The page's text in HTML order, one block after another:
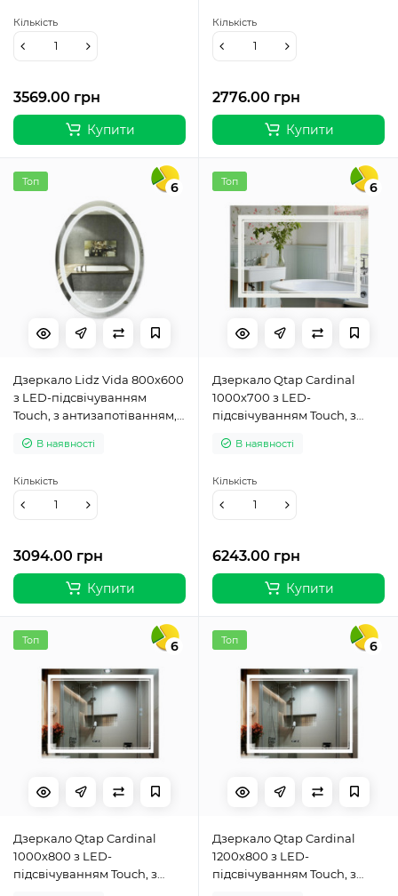
3569.00 грн
Кількість
Купити
2776.00 грн
Кількість
Купити
6
Топ
Дзеркало Lidz Vida 800х600
з LED-підсвічуванням
Touch, з антизапотіванням, з
LD78LF6080
В наявності
3094.00 грн
Кількість
Купити
6
Топ
Дзеркало Qtap Cardinal
1000х700 з LED-
підсвічуванням Touch, з
димером, рег. темп. кольору
В наявності
6243.00 грн
Кількість
Купити
6
Топ
Дзеркало Qtap Cardinal
1000х800 з LED-
підсвічуванням Touch, з
6
Топ
Дзеркало Qtap Cardinal
1200х800 з LED-
підсвічуванням Touch, з